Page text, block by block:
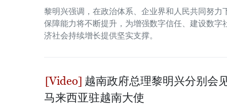
黎明兴强调，在政治体系、企业界和人民共同努力
保障能力将不断提升，为增强数字信任、建设数字
济社会持续增长提供坚实支撑。
越南政府总理黎明兴分别会
马来西亚驻越南大使